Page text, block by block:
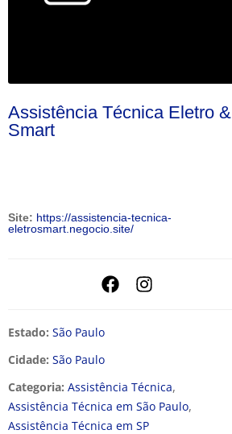
Assistência Técnica Eletro &
Smart
Site: https://assistencia-tecnica-
eletrosmart.negocio.site/
Estado: São Paulo
Cidade: São Paulo
Categoria: Assistência Técnica,
Assistência Técnica em São Paulo,
Assistência Técnica em SP